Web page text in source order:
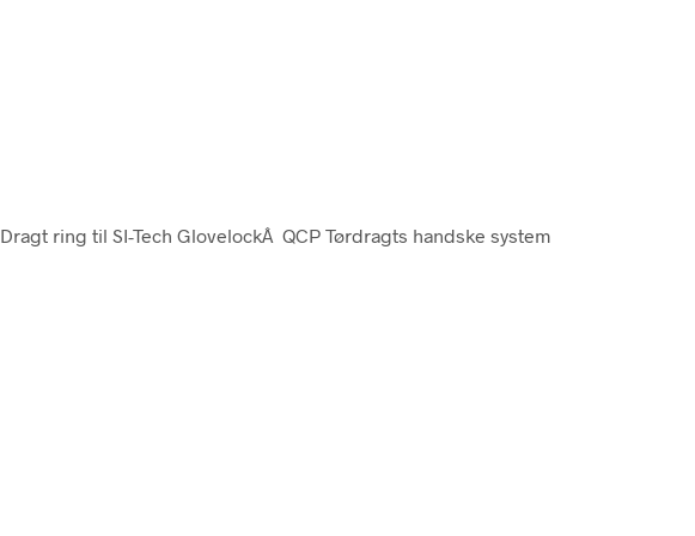
. Dragt ring til SI-Tech GlovelockÂ QCP Tørdragts handske system